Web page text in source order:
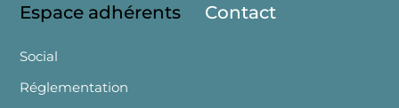
Espace adhérents
Social
Réglementation
Contact